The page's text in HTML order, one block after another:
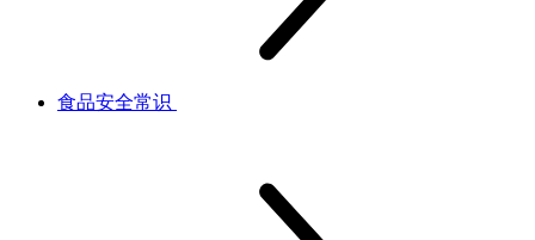
食品安全常识